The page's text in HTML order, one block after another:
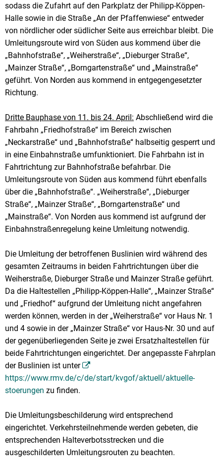
sodass die Zufahrt auf den Parkplatz der Philipp-Köppen-
Halle sowie in die Straße „An der Pfaffenwiese“ entweder
von nördlicher oder südlicher Seite aus erreichbar bleibt. Die
Umleitungsroute wird von Süden aus kommend über die
„Bahnhofstraße“, „Weiherstraße“, „Dieburger Straße“,
„Mainzer Straße“, „Borngartenstraße“ und „Mainstraße“
geführt. Von Norden aus kommend in entgegengesetzter
Richtung.
Dritte Bauphase von 11. bis 24. April: Abschließend wird die
Fahrbahn „Friedhofstraße“ im Bereich zwischen
„Neckarstraße“ und „Bahnhofstraße“ halbseitig gesperrt und
in eine Einbahnstraße umfunktioniert. Die Fahrbahn ist in
Fahrtrichtung zur Bahnhofstraße befahrbar. Die
Umleitungsroute von Süden aus kommend führt ebenfalls
über die „Bahnhofstraße“. „Weiherstraße“, „Dieburger
Straße“, „Mainzer Straße“, „Borngartenstraße“ und
„Mainstraße“. Von Norden aus kommend ist aufgrund der
Einbahnstraßenregelung keine Umleitung notwendig.
Die Umleitung der betroffenen Buslinien wird während des
gesamten Zeitraums in beiden Fahrtrichtungen über die
Weiherstraße, Dieburger Straße und Mainzer Straße geführt.
Da die Haltestellen „Philipp-Köppen-Halle“, „Mainzer Straße“
und „Friedhof“ aufgrund der Umleitung nicht angefahren
werden können, werden in der „Weiherstraße“ vor Haus Nr. 1
und 4 sowie in der „Mainzer Straße“ vor Haus-Nr. 30 und auf
der gegenüberliegenden Seite je zwei Ersatzhaltestellen für
beide Fahrtrichtungen eingerichtet. Der angepasste Fahrplan
der Buslinien ist unter
https://www.rmv.de/c/de/start/kvgof/aktuell/aktuelle-
stoerungen zu finden.
Die Umleitungsbeschilderung wird entsprechend
eingerichtet. Verkehrsteilnehmende werden gebeten, die
entsprechenden Halteverbotsstrecken und die
ausgeschilderten Umleitungsrouten zu beachten.